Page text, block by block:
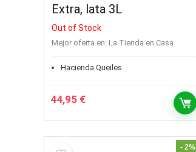
Extra, lata 3L
Out of Stock
Mejor oferta en: La Tienda en Casa
Hacienda Queiles
44,95 €
- 2%